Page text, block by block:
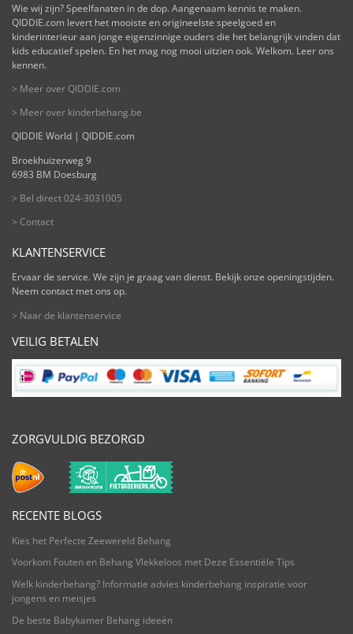
Wie wij zijn? Speelfanaten in de dop. Aangenaam kennis te maken.
QIDDIE.com levert het mooiste en origineelste speelgoed en
kinderinterieur aan jonge eigenzinnige ouders die het belangrijk vinden dat
kids educatief spelen. En het mag nog mooi uitzien ook. Welkom. Leer ons
kennen.
> Meer over QIDDIE.com
> Meer over kinderbehang.be
QIDDIE World | QIDDIE.com
Broekhuizerweg 9
6983 BM Doesburg
> Bel direct 024-3031005
> Contact
KLANTENSERVICE
Ervaar de service. We zijn je graag van dienst. Bekijk onze openingstijden.
Neem contact met ons op.
> Naar de klantenservice
VEILIG BETALEN
ZORGVULDIG BEZORGD
RECENTE BLOGS
Kies het Perfecte Zeewereld Behang
Voorkom Fouten en Behang Vlekkeloos met Deze Essentiële Tips
Welk kinderbehang? Informatie advies kinderbehang inspiratie voor
jongens en meisjes
De beste Babykamer Behang ideeën